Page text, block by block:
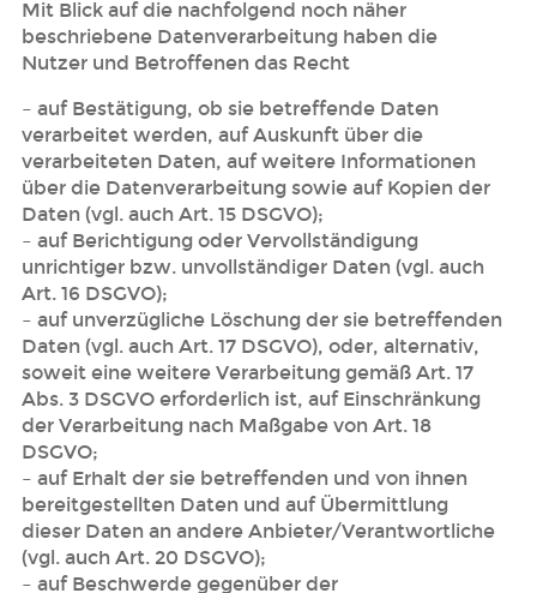
Mit Blick auf die nachfolgend noch näher
beschriebene Datenverarbeitung haben die
Nutzer und Betroffenen das Recht
– auf Bestätigung, ob sie betreffende Daten
verarbeitet werden, auf Auskunft über die
verarbeiteten Daten, auf weitere Informationen
über die Datenverarbeitung sowie auf Kopien der
Daten (vgl. auch Art. 15 DSGVO);
– auf Berichtigung oder Vervollständigung
unrichtiger bzw. unvollständiger Daten (vgl. auch
Art. 16 DSGVO);
– auf unverzügliche Löschung der sie betreffenden
Daten (vgl. auch Art. 17 DSGVO), oder, alternativ,
soweit eine weitere Verarbeitung gemäß Art. 17
Abs. 3 DSGVO erforderlich ist, auf Einschränkung
der Verarbeitung nach Maßgabe von Art. 18
DSGVO;
– auf Erhalt der sie betreffenden und von ihnen
bereitgestellten Daten und auf Übermittlung
dieser Daten an andere Anbieter/Verantwortliche
(vgl. auch Art. 20 DSGVO);
– auf Beschwerde gegenüber der